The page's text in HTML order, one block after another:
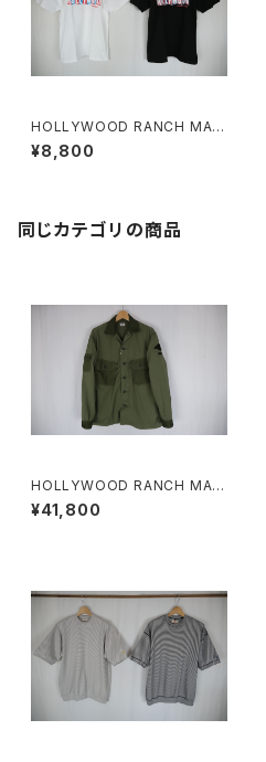
HOLLYWOOD RANCH MAR
KET シネラマ HOLLYWOOD
ショートスリーブＴシャツ
¥8,800
同じカテゴリの商品
HOLLYWOOD RANCH MAR
KET フィールソーグッド ファテ
ィーグシャツ
¥41,800